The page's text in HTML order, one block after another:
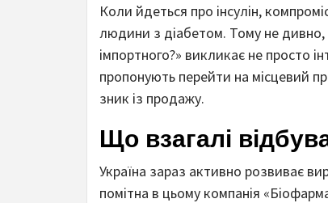
Коли йдеться про інсулін,
людини з діабетом. Тому не дивно,
імпортного?» викликає не просто
пропонують перейти на місцевий
зник із продажу.
Що взагалі
Україна зараз активно розвиває
помітна в цьому компанія